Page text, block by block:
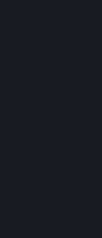
操作，我们将无
为改善您使用平
要合作伙伴的支
特定情况下委托
为保护您的个人
的合作伙伴也可
访问、收集、存
（三） 无需征得
您充分理解并同
况下收集、使用
1. 与我们履行适